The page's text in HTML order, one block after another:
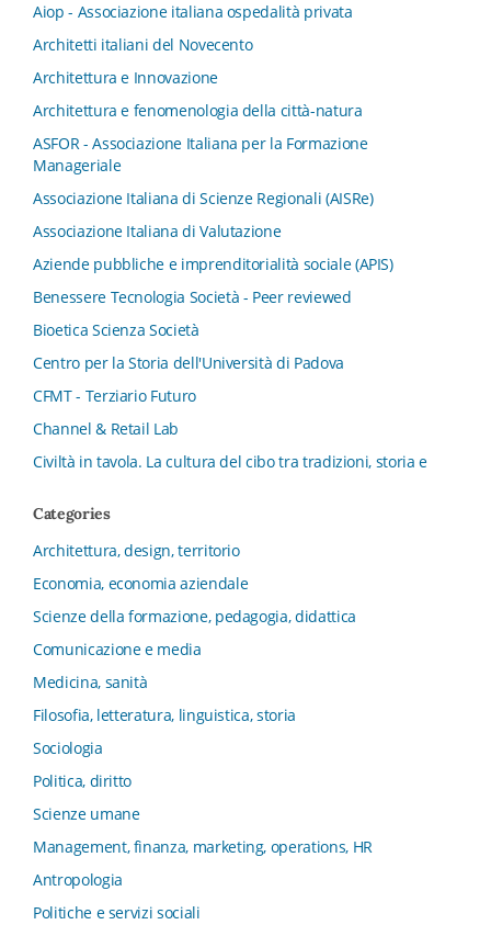
Aiop - Associazione italiana ospedalità privata
Architetti italiani del Novecento
Architettura e Innovazione
Architettura e fenomenologia della città-natura
ASFOR - Associazione Italiana per la Formazione
Manageriale
Associazione Italiana di Scienze Regionali (AISRe)
Associazione Italiana di Valutazione
Aziende pubbliche e imprenditorialità sociale (APIS)
Benessere Tecnologia Società - Peer reviewed
Bioetica Scienza Società
Centro per la Storia dell'Università di Padova
CFMT - Terziario Futuro
Channel & Retail Lab
Civiltà in tavola. La cultura del cibo tra tradizioni, storia e
Collana del Dipartimento di Scienze Aziendali, Management
dell’Economia Università di Bologna
Collana di Clinica della formazione
Collana di Ragioneria ed Economia Aziendale - SIDREA
Collana di Storia delle istituzioni educative e della
Letteratura per l’Infanzia
Collana di Studi e Ricerche Aziendali
Collana ISMU
Collana Tendenze Salute e Sanità ETS
Computational Social Science
Comunicazione, Istituzioni, Mutamento Sociale
Categories
Architettura, design, territorio
Economia, economia aziendale
Scienze della formazione, pedagogia, didattica
Comunicazione e media
Medicina, sanità
Filosofia, letteratura, linguistica, storia
Sociologia
Politica, diritto
Scienze umane
Management, finanza, marketing, operations, HR
Antropologia
Politiche e servizi sociali